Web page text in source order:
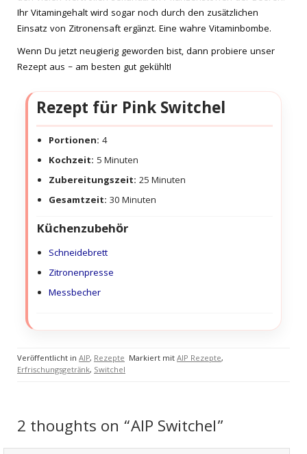
Ihr Vitamingehalt wird sogar noch durch den zusätzlichen
Einsatz von Zitronensaft ergänzt. Eine wahre Vitaminbombe.
Wenn Du jetzt neugierig geworden bist, dann probiere unser
Rezept aus – am besten gut gekühlt!
Rezept für Pink Switchel
Portionen: 4
Kochzeit: 5 Minuten
Zubereitungszeit: 25 Minuten
Gesamtzeit: 30 Minuten
Küchenzubehör
Schneidebrett
Zitronenpresse
Messbecher
Veröffentlicht in AIP, Rezepte Markiert mitAIP Rezepte,
Erfrischungsgetränk, Switchel
2 thoughts on “AIP Switchel”